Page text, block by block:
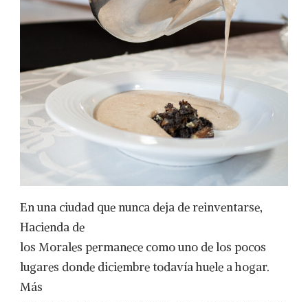
DEL
BUEN
COMER.
En una ciudad que nunca deja de reinventarse,
Hacienda de
los Morales permanece como uno de los pocos
lugares donde diciembre todavía huele a hogar.
Más